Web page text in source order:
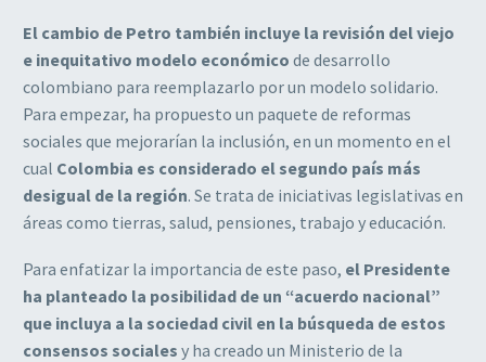
El cambio de Petro también incluye la revisión del viejo
e inequitativo modelo económico de desarrollo
colombiano para reemplazarlo por un modelo solidario.
Para empezar, ha propuesto un paquete de reformas
sociales que mejorarían la inclusión, en un momento en el
cual Colombia es considerado el segundo país más
desigual de la región. Se trata de iniciativas legislativas en
áreas como tierras, salud, pensiones, trabajo y educación.
Para enfatizar la importancia de este paso, el Presidente
ha planteado la posibilidad de un “acuerdo nacional”
que incluya a la sociedad civil en la búsqueda de estos
consensos sociales y ha creado un Ministerio de la